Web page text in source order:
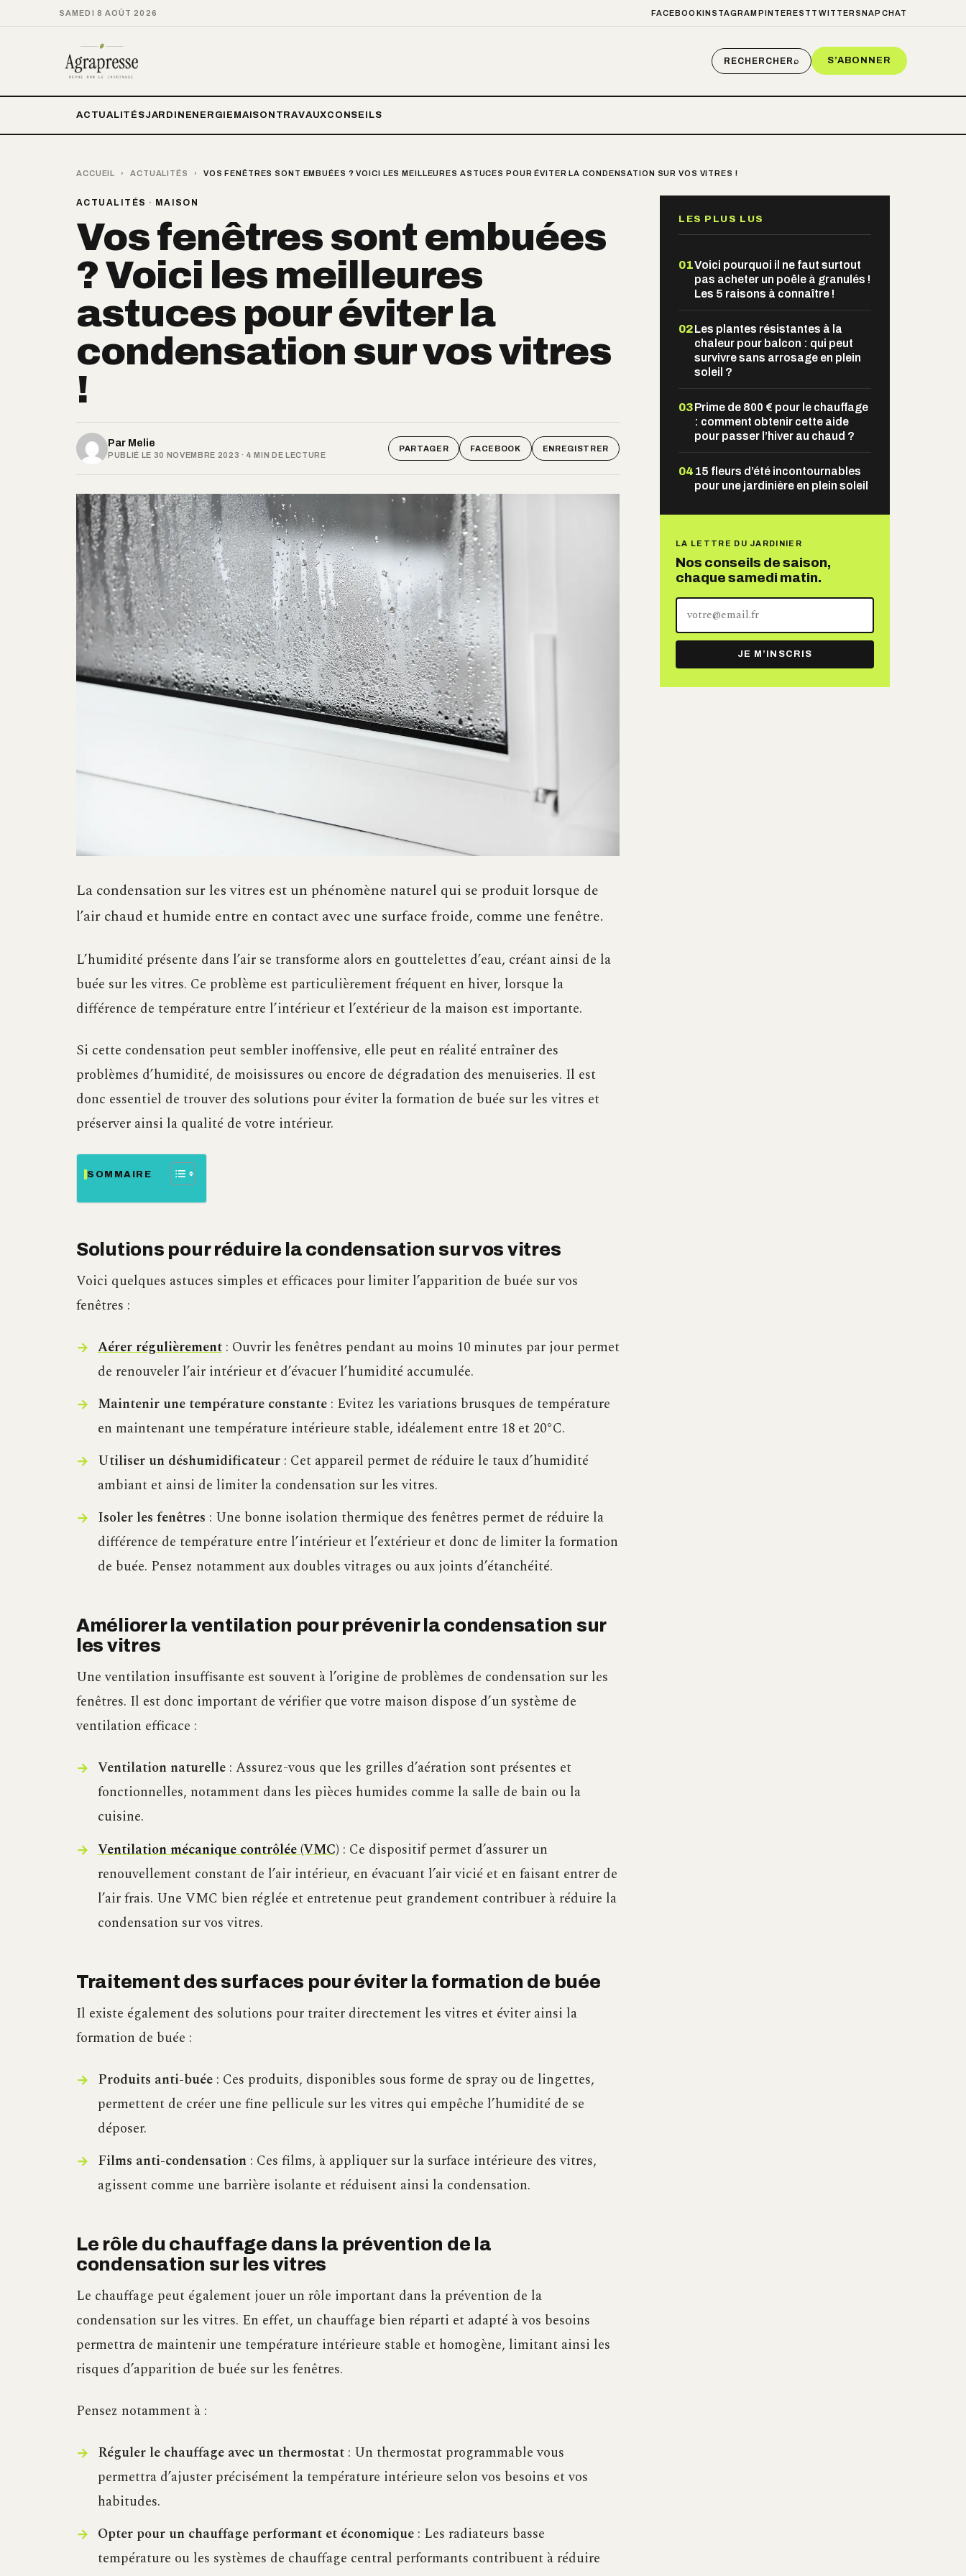
SAMEDI 8 AOÛT 2026 FACEBOOKINSTAGRAM PINTEREST TWITTER SNAPCHAT
RECHERCHER⌕ S’ABONNER
ACTUALITÉSJARDIN ENERGIE MAISON TRAVAUXCONSEILS
ACCUEIL › ACTUALITÉS › VOS FENÊTRES SONT EMBUÉES ? VOICI LES MEILLEURES ASTUCES POUR ÉVITER LA CONDENSATION SUR VOS VITRES !
ACTUALITÉS · MAISON
Vos fenêtres sont embuées
? Voici les meilleures
astuces pour éviter la
condensation sur vos vitres
!
Par Melie
PUBLIÉ LE 30 NOVEMBRE 2023 · 4 MIN DE LECTURE
PARTAGER FACEBOOK ENREGISTRER
La condensation sur les vitres est un phénomène naturel qui se produit lorsque de
l’air chaud et humide entre en contact avec une surface froide, comme une fenêtre.
L’humidité présente dans l’air se transforme alors en gouttelettes d’eau, créant ainsi de la
buée sur les vitres. Ce problème est particulièrement fréquent en hiver, lorsque la
différence de température entre l’intérieur et l’extérieur de la maison est importante.
Si cette condensation peut sembler inoffensive, elle peut en réalité entraîner des
problèmes d’humidité, de moisissures ou encore de dégradation des menuiseries. Il est
donc essentiel de trouver des solutions pour éviter la formation de buée sur les vitres et
préserver ainsi la qualité de votre intérieur.
SOMMAIRE
Solutions pour réduire la condensation sur vos vitres
Voici quelques astuces simples et efficaces pour limiter l’apparition de buée sur vos
fenêtres :
Aérer régulièrement: Ouvrir les fenêtres pendant au moins 10 minutes par jour permet
de renouveler l’air intérieur et d’évacuer l’humidité accumulée.
Maintenir une température constante: Evitez les variations brusques de température
en maintenant une température intérieure stable, idéalement entre 18 et 20°C.
Utiliser un déshumidificateur: Cet appareil permet de réduire le taux d’humidité
ambiant et ainsi de limiter la condensation sur les vitres.
Isoler les fenêtres : Une bonne isolation thermique des fenêtres permet de réduire la
différence de température entre l’intérieur et l’extérieur et donc de limiter la formation
de buée. Pensez notamment aux doubles vitrages ou aux joints d’étanchéité.
Améliorer la ventilation pour prévenir la condensation sur
les vitres
Une ventilation insuffisante est souvent à l’origine de problèmes de condensation sur les
fenêtres. Il est donc important de vérifier que votre maison dispose d’un système de
ventilation efficace :
Ventilation naturelle: Assurez-vous que les grilles d’aération sont présentes et
fonctionnelles, notamment dans les pièces humides comme la salle de bain ou la
cuisine.
Ventilation mécanique contrôlée (VMC): Ce dispositif permet d’assurer un
renouvellement constant de l’air intérieur, en évacuant l’air vicié et en faisant entrer de
l’air frais. Une VMC bien réglée et entretenue peut grandement contribuer à réduire la
condensation sur vos vitres.
Traitement des surfaces pour éviter la formation de buée
Il existe également des solutions pour traiter directement les vitres et éviter ainsi la
formation de buée :
Produits anti-buée: Ces produits, disponibles sous forme de spray ou de lingettes,
permettent de créer une fine pellicule sur les vitres qui empêche l’humidité de se
déposer.
Films anti-condensation: Ces films, à appliquer sur la surface intérieure des vitres,
agissent comme une barrière isolante et réduisent ainsi la condensation.
Le rôle du chauffage dans la prévention de la
condensation sur les vitres
Le chauffage peut également jouer un rôle important dans la prévention de la
condensation sur les vitres. En effet, un chauffage bien réparti et adapté à vos besoins
permettra de maintenir une température intérieure stable et homogène, limitant ainsi les
risques d’apparition de buée sur les fenêtres.
Pensez notamment à :
Réguler le chauffage avec un thermostat: Un thermostat programmable vous
permettra d’ajuster précisément la température intérieure selon vos besoins et vos
habitudes.
Opter pour un chauffage performant et économique: Les radiateurs basse
température ou les systèmes de chauffage central performants contribuent à réduire
LES PLUS LUS
01Voici pourquoi il ne faut surtout
pas acheter un poêle à granulés !
Les 5 raisons à connaître !
02Les plantes résistantes à la
chaleur pour balcon : qui peut
survivre sans arrosage en plein
soleil ?
03Prime de 800 € pour le chauffage
: comment obtenir cette aide
pour passer l’hiver au chaud ?
04 15 fleurs d’été incontournables
pour une jardinière en plein soleil
LA LETTRE DU JARDINIER
Nos conseils de saison,
chaque samedi matin.
adresse
mail
JE M’INSCRIS